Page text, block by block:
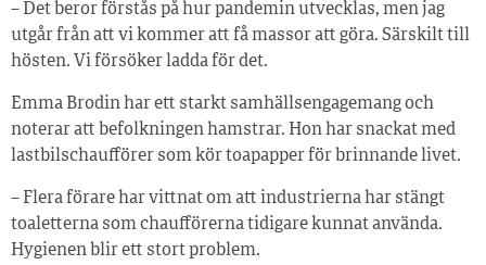
– Det beror förstås på hur pandemin utvecklas, men jag
utgår från att vi kommer att få massor att göra. Särskilt till
hösten. Vi försöker ladda för det.
Emma Brodin har ett starkt samhällsengagemang och
noterar att befolkningen hamstrar. Hon har snackat med
lastbilschaufförer som kör toapapper för brinnande livet.
– Flera förare har vittnat om att industrierna har stängt
toaletterna som chaufförerna tidigare kunnat använda.
Hygienen blir ett stort problem.